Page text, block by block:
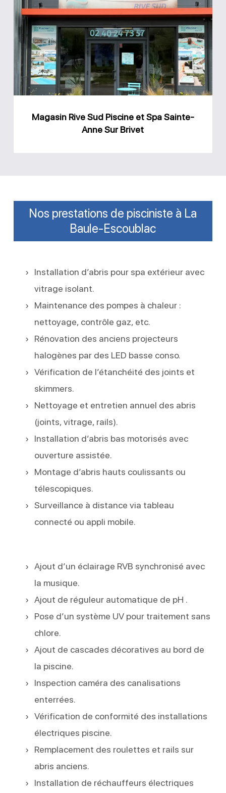
Rive
Sud
Piscine
et
Spa
Sainte-
Sur
Magasin Rive Sud Piscine et Spa Sainte-
Anne Sur Brivet
Nos prestations de pisciniste à La
Baule-Escoublac
Installation d’abris pour spa extérieur avec
vitrage isolant.
Maintenance des pompes à chaleur :
nettoyage, contrôle gaz, etc.
Rénovation des anciens projecteurs
halogènes par des LED basse conso.
Vérification de l’étanchéité des joints et
skimmers.
Nettoyage et entretien annuel des abris
(joints, vitrage, rails).
Installation d’abris bas motorisés avec
ouverture assistée.
Montage d’abris hauts coulissants ou
télescopiques.
Surveillance à distance via tableau
connecté ou appli mobile.
Ajout d’un éclairage RVB synchronisé avec
la musique.
Ajout de réguleur automatique de pH .
Pose d’un système UV pour traitement sans
chlore.
Ajout de cascades décoratives au bord de
la piscine.
Inspection caméra des canalisations
enterrées.
Vérification de conformité des installations
électriques piscine.
Remplacement des roulettes et rails sur
abris anciens.
Installation de réchauffeurs électriques